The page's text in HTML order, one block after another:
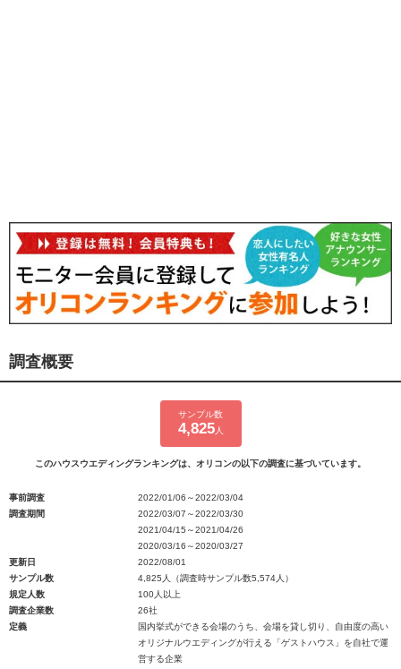
調査概要
サンプル数
4,825人
このハウスウエディングランキングは、オリコンの以下の調査に基づいています。
事前調査
2022/01/06～2022/03/04
調査期間
2022/03/07～2022/03/30
2021/04/15～2021/04/26
2020/03/16～2020/03/27
更新日
2022/08/01
サンプル数
4,825人（調査時サンプル数5,574人）
規定人数
100人以上
調査企業数
26社
定義
国内挙式ができる会場のうち、会場を貸し切り、自由度の高い
オリジナルウエディングが行える「ゲストハウス」を自社で運
営する企業